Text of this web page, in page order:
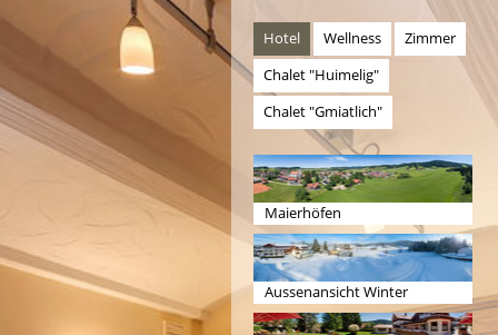
Hotel Wellness
Zimmer
Chalet "Huimelig"
Chalet "Gmiatlich"
Maierhöfen
Aussenansicht Winter